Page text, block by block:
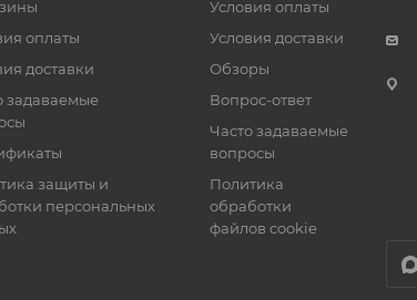
оплаты
доставки
задаваемые
защиты и
персональных
Условия оплаты
Условия доставки
Обзоры
Вопрос-ответ
Часто задаваемые
вопросы
Политика
обработки
файлов cookie